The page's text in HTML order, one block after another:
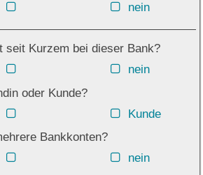
nein
seit Kurzem bei dieser Bank?
nein
oder Kunde?
Kunde
Bankkonten?
nein